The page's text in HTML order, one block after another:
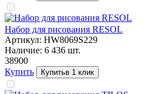
Набор для рисования RESOL
Артикул: HW8069S229
Наличие: 6 436 шт.
38900
Купить
Купитьв 1 клик